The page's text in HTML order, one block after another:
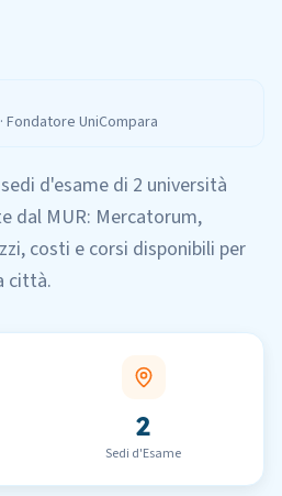
· Fondatore UniCompara
sedi d'esame di 2 università
dal MUR: Mercatorum,
costi e corsi disponibili per
città.
2
Sedi d'Esame